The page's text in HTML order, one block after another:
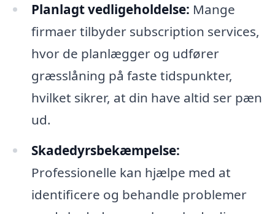
Planlagt vedligeholdelse: Mange
firmaer tilbyder subscription services,
hvor de planlægger og udfører
græsslåning på faste tidspunkter,
hvilket sikrer, at din have altid ser pæn
ud.
Skadedyrsbekæmpelse:
Professionelle kan hjælpe med at
identificere og behandle problemer